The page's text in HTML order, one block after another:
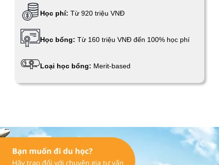
Học phí: Từ 920 triệu VNĐ
Học bổng: Từ 160 triệu VNĐ đến 100% học phí
Loại học bổng: Merit-based